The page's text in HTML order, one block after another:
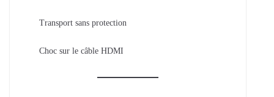
Transport sans protection
Choc sur le câble HDMI